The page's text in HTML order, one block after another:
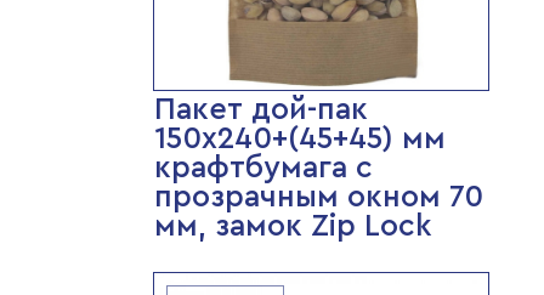
Пакет дой-пак
150х240+(45+45) мм
крафтбумага с
прозрачным окном 70
мм, замок Zip Lock